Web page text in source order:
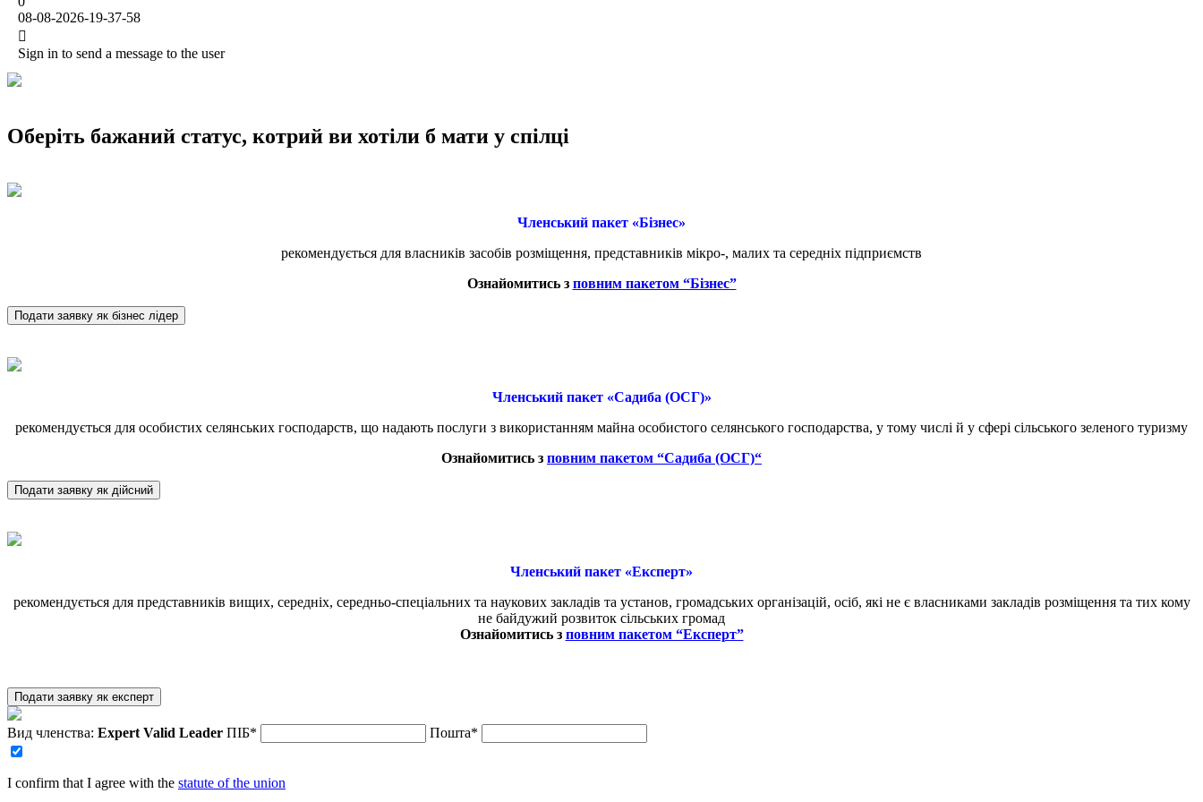
08-08-2026-19-37-58
Sign in to send a message to the user
Оберіть бажаний статус, котрий ви хотіли б мати у спілці
Членський пакет «Бізнес»
рекомендується для власників засобів розміщення, представників мікро-, малих та середніх підприємств
Ознайомитись з повним пакетом “Бізнес”
Подати заявку як бізнес лідер
Членський пакет «Садиба (ОСГ)»
рекомендується для особистих селянських господарств, що надають послуги з використанням майна особистого селянського господарства, у тому числі й у сфері сільського зеленого туризму
Ознайомитись з повним пакетом “Садиба (ОСГ)“
Подати заявку як дійсний
Членський пакет «Експерт»
рекомендується для представників вищих, середніх, середньо-спеціальних та наукових закладів та установ, громадських організацій, осіб, які не є власниками закладів розміщення та тих кому
не байдужий розвиток сільських громад
Ознайомитись з повним пакетом “Експерт”
Подати заявку як експерт
Вид членства: Expert Valid Leader ПІБ* Пошта*
I confirm that I agree with the statute of the union